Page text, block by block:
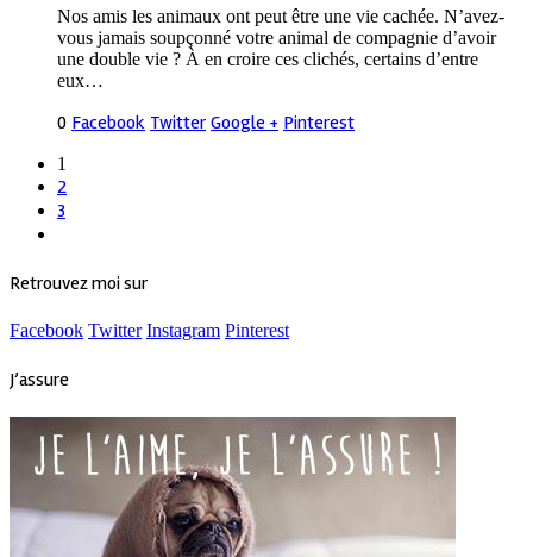
Nos amis les animaux ont peut être une vie cachée. N’avez-
vous jamais soupçonné votre animal de compagnie d’avoir
une double vie ? À en croire ces clichés, certains d’entre
eux…
0 Facebook Twitter Google + Pinterest
1
2
3
Retrouvez moi sur
Facebook Twitter Instagram Pinterest
J’assure